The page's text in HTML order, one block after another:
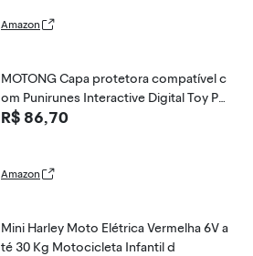
Amazon
MOTONG Capa protetora compatível c
om Punirunes Interactive Digital Toy Pet
- Capa protetora de silicone compatível
te)
R$ 86,70
Amazon
Mini Harley Moto Elétrica Vermelha 6V a
té 30 Kg Motocicleta Infantil d